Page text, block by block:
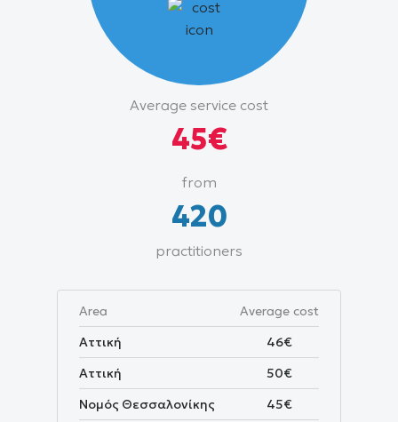
Average service cost
45€
from
420
practitioners
Area
Average cost
Αττική
46€
Αττική
50€
Νομός Θεσσαλονίκης
45€